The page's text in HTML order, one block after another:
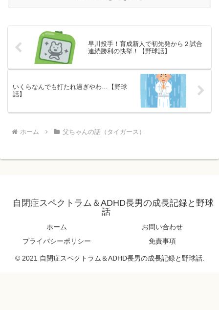
早川投手！育成新人で初先発から２試合
連続勝利の快挙！【野球話】
いくらなんでも打たれ過ぎやわ…【野球
話】
ホーム 父ちゃんの話（タイガース）
自閉症スペクトラム＆ADHD長男の成長記録と野球
話
ホーム
お問い合わせ
プライバシーポリシー
免責事項
© 2021 自閉症スペクトラム＆ADHD長男の成長記録と野球話.